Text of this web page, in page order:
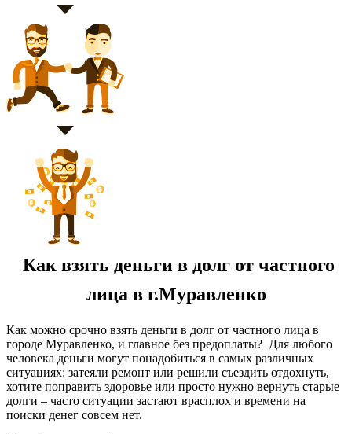
Как взять деньги в долг от частного
лица в г.Муравленко
Как можно срочно взять деньги в долг от частного лица в
городе Муравленко, и главное без предоплаты? Для любого
человека деньги могут понадобиться в самых различных
ситуациях: затеяли ремонт или решили съездить отдохнуть,
хотите поправить здоровье или просто нужно вернуть старые
долги – часто ситуации застают врасплох и времени на
поиски денег совсем нет.